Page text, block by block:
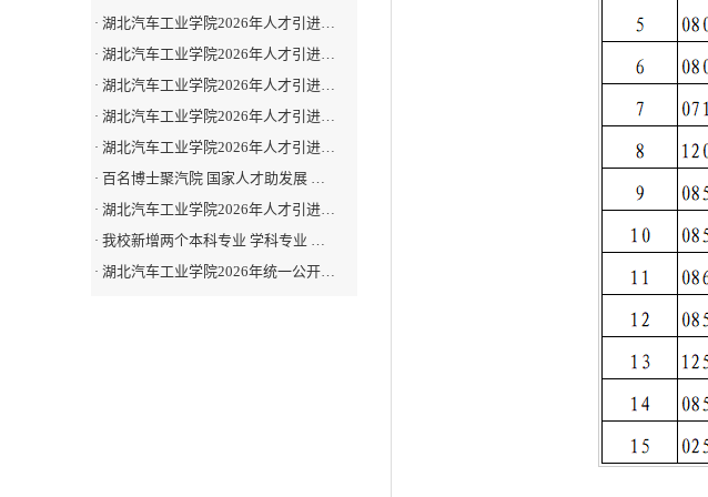
· 湖北汽车工业学院2026年人才引进…
· 湖北汽车工业学院2026年人才引进…
· 湖北汽车工业学院2026年人才引进…
· 湖北汽车工业学院2026年人才引进…
· 湖北汽车工业学院2026年人才引进…
· 百名博士聚汽院 国家人才助发展 …
· 湖北汽车工业学院2026年人才引进…
· 我校新增两个本科专业 学科专业 …
· 湖北汽车工业学院2026年统一公开…